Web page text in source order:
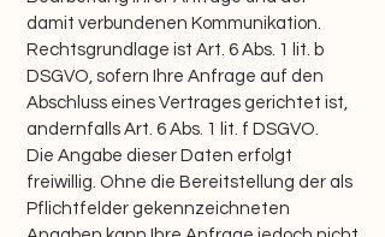
damit verbundenen Kommunikation.
Rechtsgrundlage ist Art. 6 Abs. 1 lit. b
DSGVO, sofern Ihre Anfrage auf den
Abschluss eines Vertrages gerichtet ist,
andernfalls Art. 6 Abs. 1 lit. f DSGVO.
Die Angabe dieser Daten erfolgt
freiwillig. Ohne die Bereitstellung der als
Pflichtfelder gekennzeichneten